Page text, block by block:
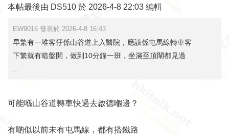
本帖最後由 DS510 於 2026-4-8 22:03 編輯
EW9016 發表於 2026-4-8 16:43
早繁有一堆客仔係山谷道上入醫院，應該係屯馬線轉車客
下繁就有暗盤開，做到10分鐘一班，坐滿至頂閘都見過
...
可能喺山谷道轉車快過去啟德嗰邊？
有啲似以前未有屯馬線，都有搭鐵路